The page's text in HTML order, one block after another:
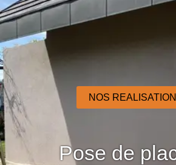
NOS
Pose de